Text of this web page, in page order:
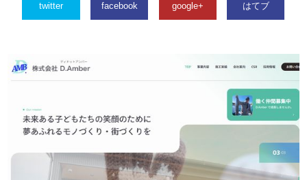
twitter facebook google+ はてブ